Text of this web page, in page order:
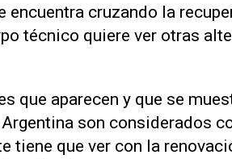
encuentra cruzando la
técnico quiere ver otras
que aparecen y que se
son considerados
tiene que ver con la